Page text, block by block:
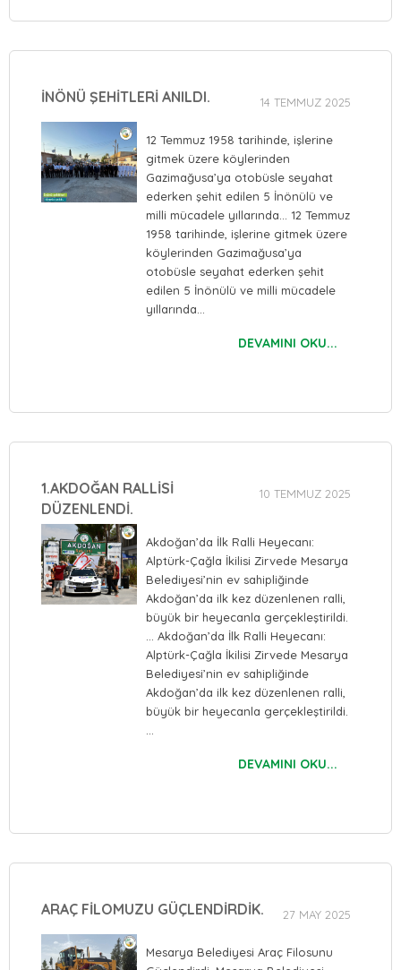
14 TEMMUZ 2025
İNÖNÜ ŞEHİTLERİ ANILDI.
12 Temmuz 1958 tarihinde, işlerine
gitmek üzere köylerinden
Gazimağusa’ya otobüsle seyahat
ederken şehit edilen 5 İnönülü ve
milli mücadele yıllarında… 12 Temmuz
1958 tarihinde, işlerine gitmek üzere
köylerinden Gazimağusa’ya
otobüsle seyahat ederken şehit
edilen 5 İnönülü ve milli mücadele
yıllarında…
DEVAMINI OKU...
10 TEMMUZ 2025
1.AKDOĞAN RALLİSİ
DÜZENLENDİ.
Akdoğan’da İlk Ralli Heyecanı:
Alptürk-Çağla İkilisi Zirvede Mesarya
Belediyesi’nin ev sahipliğinde
Akdoğan’da ilk kez düzenlenen ralli,
büyük bir heyecanla gerçekleştirildi.
… Akdoğan’da İlk Ralli Heyecanı:
Alptürk-Çağla İkilisi Zirvede Mesarya
Belediyesi’nin ev sahipliğinde
Akdoğan’da ilk kez düzenlenen ralli,
büyük bir heyecanla gerçekleştirildi.
…
DEVAMINI OKU...
27 MAY 2025
ARAÇ FİLOMUZU GÜÇLENDİRDİK.
Mesarya Belediyesi Araç Filosunu